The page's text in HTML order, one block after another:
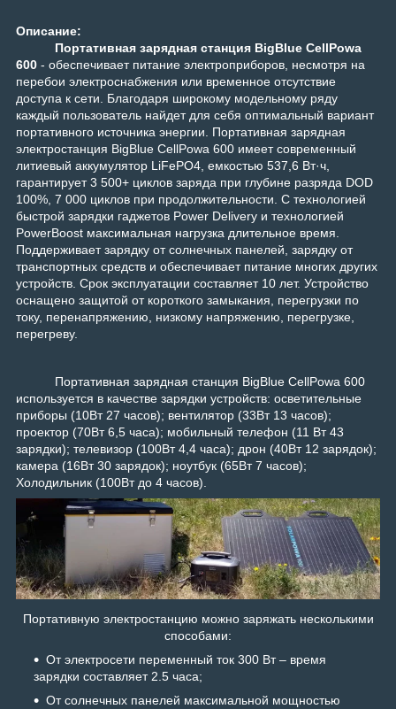
Описание:
Портативная зарядная станция BigBlue CellPowa
600 - обеспечивает питание электроприборов, несмотря на
перебои электроснабжения или временное отсутствие
доступа к сети. Благодаря широкому модельному ряду
каждый пользователь найдет для себя оптимальный вариант
портативного источника энергии. Портативная зарядная
электростанция BigBlue CellPowa 600 имеет современный
литиевый аккумулятор LiFePO4, емкостью 537,6 Вт·ч,
гарантирует 3 500+ циклов заряда при глубине разряда DOD
100%, 7 000 циклов при продолжительности. С технологией
быстрой зарядки гаджетов Power Delivery и технологией
PowerBoost максимальная нагрузка длительное время.
Поддерживает зарядку от солнечных панелей, зарядку от
транспортных средств и обеспечивает питание многих других
устройств. Срок эксплуатации составляет 10 лет. Устройство
оснащено защитой от короткого замыкания, перегрузки по
току, перенапряжению, низкому напряжению, перегрузке,
перегреву.
Портативная зарядная станция BigBlue CellPowa 600
используется в качестве зарядки устройств: осветительные
приборы (10Вт 27 часов); вентилятор (33Вт 13 часов);
проектор (70Вт 6,5 часа); мобильный телефон (11 Вт 43
зарядки); телевизор (100Вт 4,4 часа); дрон (40Вт 12 зарядок);
камера (16Вт 30 зарядок); ноутбук (65Вт 7 часов);
Холодильник (100Вт до 4 часов).
Портативную электростанцию можно заряжать несколькими
способами:
От электросети переменный ток 300 Вт – время
зарядки составляет 2.5 часа;
От солнечных панелей максимальной мощностью